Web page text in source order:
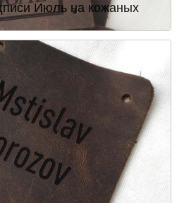
Июль на кожаных